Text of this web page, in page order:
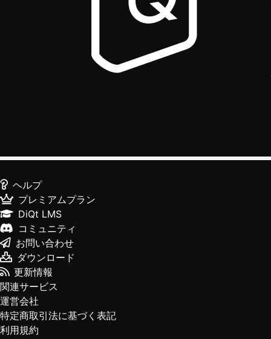
ヘルプ
プレミアムプラン
DiQt LMS
コミュニティ
お問い合わせ
ダウンロード
更新情報
関連サービス
運営会社
特定商取引法に基づく表記
利用規約